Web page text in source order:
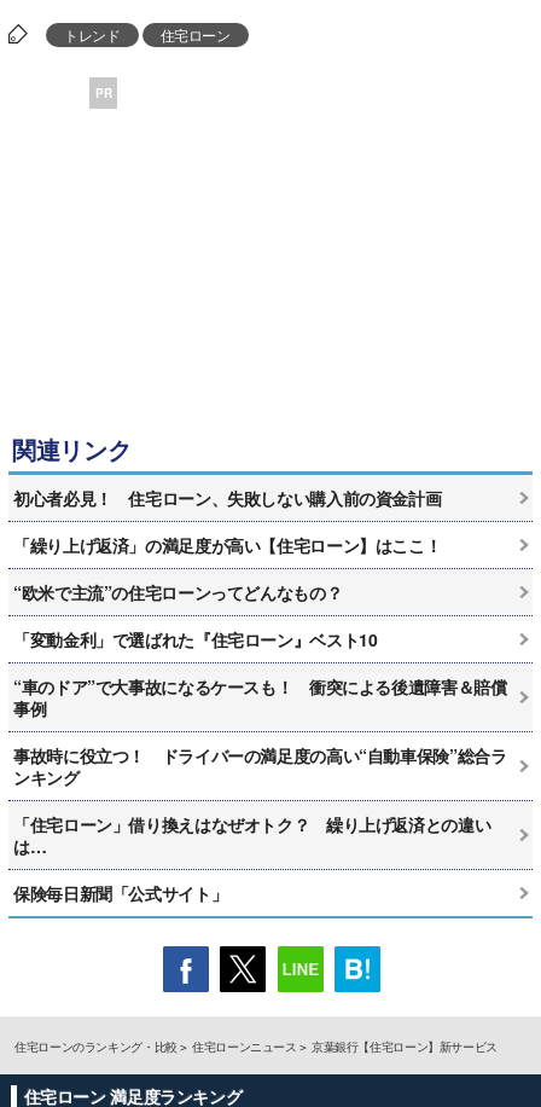
トレンド 住宅ローン
PR
関連リンク
初心者必見！ 住宅ローン、失敗しない購入前の資金計画
「繰り上げ返済」の満足度が高い【住宅ローン】はここ！
“欧米で主流”の住宅ローンってどんなもの？
「変動金利」で選ばれた『住宅ローン』ベスト10
“車のドア”で大事故になるケースも！ 衝突による後遺障害＆賠償
事例
事故時に役立つ！ ドライバーの満足度の高い“自動車保険”総合ラ
ンキング
「住宅ローン」借り換えはなぜオトク？ 繰り上げ返済との違い
は…
保険毎日新聞「公式サイト」
住宅ローンのランキング・比較 住宅ローンニュース 京葉銀行【住宅ローン】新サービス
住宅ローン 満足度ランキング